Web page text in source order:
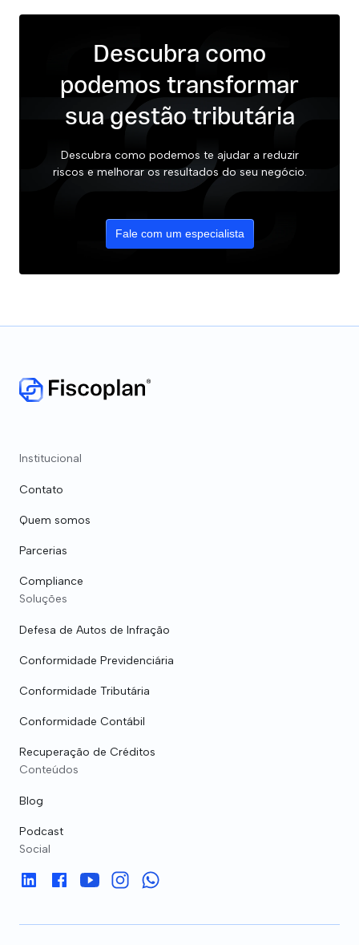
Descubra como
podemos transformar
sua gestão tributária
Descubra como podemos te ajudar a reduzir
riscos e melhorar os resultados do seu negócio.
Fale com um especialista
Institucional
Contato
Quem somos
Parcerias
Compliance
Soluções
Defesa de Autos de Infração
Conformidade Previdenciária
Conformidade Tributária
Conformidade Contábil
Recuperação de Créditos
Conteúdos
Blog
Podcast
Social